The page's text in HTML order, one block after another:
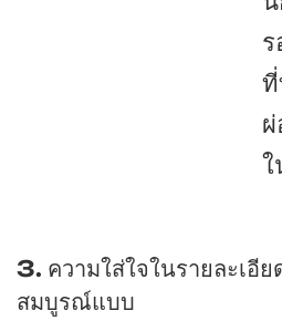
3. ความใส่ใจในรายละเอี
สมบูรณ์แบบ